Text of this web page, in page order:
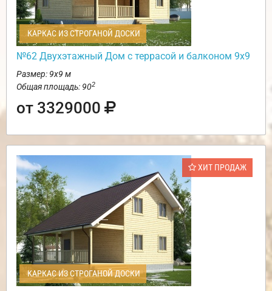
КАРКАС ИЗ СТРОГАНОЙ ДОСКИ
№62 Двухэтажный Дом с террасой и балконом 9х9
Размер: 9х9 м
Общая площадь: 902
от 3329000
ХИТ ПРОДАЖ
КАРКАС ИЗ СТРОГАНОЙ ДОСКИ